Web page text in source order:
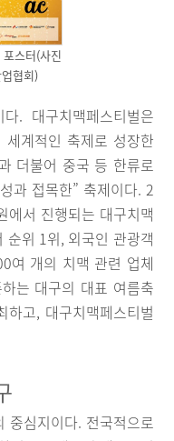
스터(사진
협회)
. 대구치맥페스티벌은
계적인 축제로 성장한
더불어 중국 등 한류로
과 접목한” 축제이다. 2
에서 진행되는 대구치맥
순위 1위, 외국인 관광객
여 개의 치맥 관련 업체
는 대구의 대표 여름축
하고, 대구치맥페스티벌
중심지이다. 전국적으로